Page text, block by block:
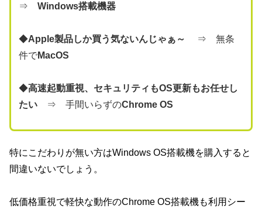
⇒ Windows搭載機器
◆Apple製品しか買う気ないんじゃぁ～
⇒ 無条
件でMacOS
◆高速起動重視、セキュリティもOS更新もお任せし
たい⇒ 手間いらずのChrome OS
特にこだわりが無い方はWindows OS搭載機を購入すると
間違いないでしょう。
低価格重視で軽快な動作のChrome OS搭載機も利用シー